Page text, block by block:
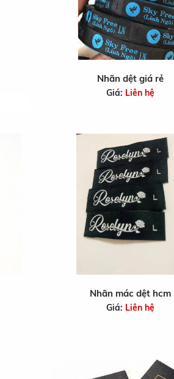
Nhãn dệt giá rẻ
Giá: Liên hệ
Nhãn mác dệt hcm
Giá: Liên hệ